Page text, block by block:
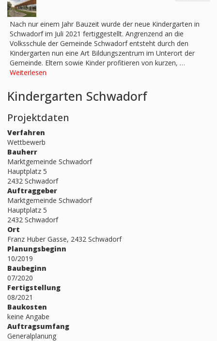
Nach nur einem Jahr Bauzeit wurde der neue Kindergarten in
Schwadorf im Juli 2021 fertiggestellt. Angrenzend an die
Volksschule der Gemeinde Schwadorf entsteht durch den
Kindergarten nun eine Art Bildungszentrum im Unterort der
Gemeinde. Eltern sowie Kinder profitieren von kurzen, …
Weiterlesen
Kindergarten Schwadorf
Projektdaten
Verfahren
Wettbewerb
Bauherr
Marktgemeinde Schwadorf
Hauptplatz 5
2432 Schwadorf
Auftraggeber
Marktgemeinde Schwadorf
Hauptplatz 5
2432 Schwadorf
Ort
Franz Huber Gasse, 2432 Schwadorf
Planungsbeginn
10/2019
Baubeginn
07/2020
Fertigstellung
08/2021
Baukosten
keine Angabe
Auftragsumfang
Generalplanung